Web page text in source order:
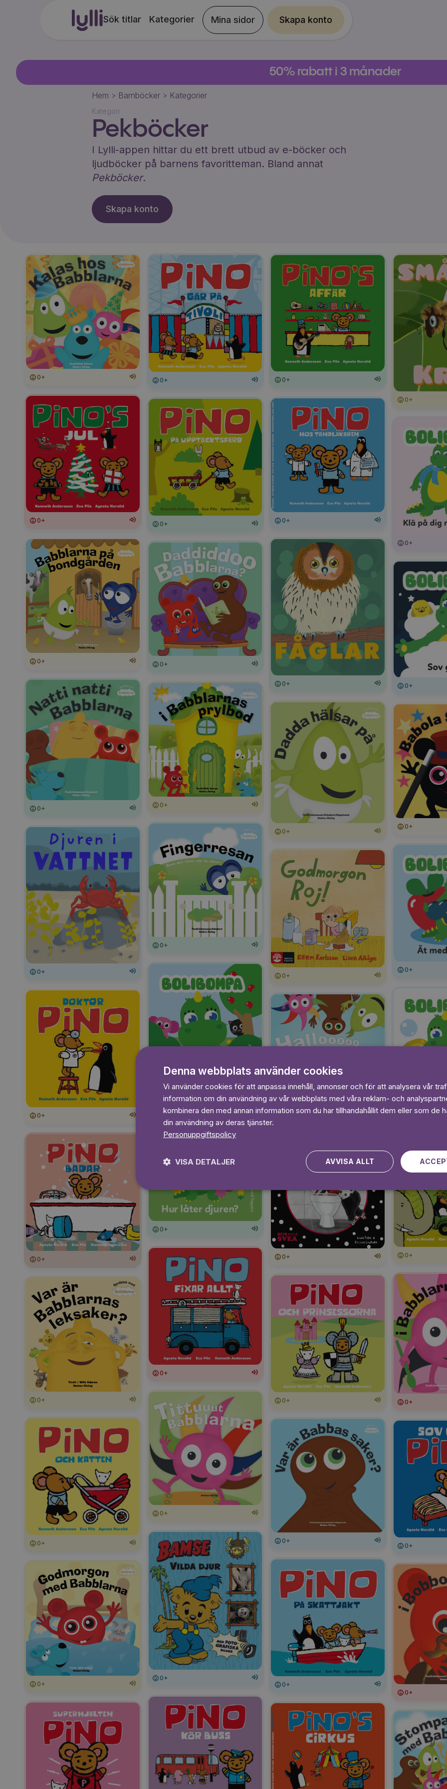
Sök titlar Kategorier Mina sidor Skapa konto
50% rabatt i 3 månader
Hem > Barnböcker > Kategorier
Kategori
Pekböcker
I Lylli-appen hittar du ett brett utbud av e-böcker och
ljudböcker på barnens favoritteman. Bland annat
Pekböcker.
Skapa konto
0+ 0+ 0+
0+
0+ 0+ 0+
0+
0+ 0+
0+ 0+
0+ 0+
0+
0+
0+
0+
0+
0+
0+
0+
0+
0+
0+
0+ 0+
0+
0+
0+ 0+
0+
0+
0+
0+
0+
0+
0+
0+
Denna webbplats använder cookies
Vi använder cookies för att anpassa innehåll, annonser och för att analysera vår
information om din användning av vår webbplats med våra reklam- och
kombinera den med annan information som du har tillhandahållit dem eller som de
din användning av deras tjänster.
Personuppgiftspolicy
AVVISA ALLT
VISA DETALJER